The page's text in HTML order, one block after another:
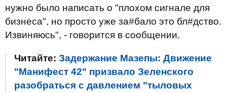
нужно было написать о "плохом сигнале для
бизнеса", но просто уже за#бало это бл#дство.
Извиняюсь", - говорится в сообщении.
Читайте: Задержание Мазепы: Движение
"Манифест 42" призвало Зеленского
разобраться с давлением "тыловых